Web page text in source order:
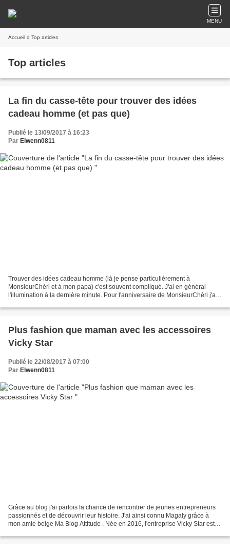
MENU
Accueil » Top articles
Top articles
La fin du casse-tête pour trouver des idées
cadeau homme (et pas que)
Publié le 13/09/2017 à 16:23
Par Elwenn0811
Trouver des idées cadeau homme (là je pense particulièrement à
MonsieurChéri et à mon papa) c'est souvent compliqué. J'ai en général
l'illumination à la dernière minute. Pour l'anniversaire de MonsieurChéri j'ai
Plus fashion que maman avec les accessoires
Vicky Star
Publié le 22/08/2017 à 07:00
Par Elwenn0811
Grâce au blog j'ai parfois la chance de rencontrer de jeunes entrepreneurs
passionnés et de découvrir leur histoire. J'ai ainsi connu Magaly grâce à
mon amie belge Ma Blog Attitude . Née en 2016, l'entreprise Vicky Star est